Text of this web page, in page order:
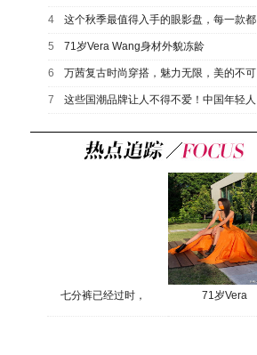
4 这个秋季最值得入手的眼影盘，每一款都
5 71岁Vera Wang身材外貌冻龄
6 万茜复古时尚穿搭，魅力无限，美的不可
7 这些国潮品牌让人不得不爱！中国年轻人
七分裤已经过时， 71岁Vera